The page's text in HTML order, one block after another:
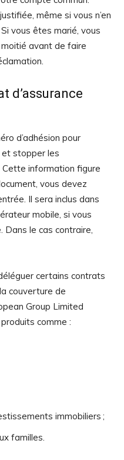
même si vous n’en
vous êtes marié, vous
avant de faire
d’assurance
d’adhésion pour
et stopper les
Cette information figure
vous devez
Il sera inclus dans
mobile, si vous
Dans le cas contraire,
certains contrats
couverture de
Group Limited
comme :
immobiliers ;
familles.